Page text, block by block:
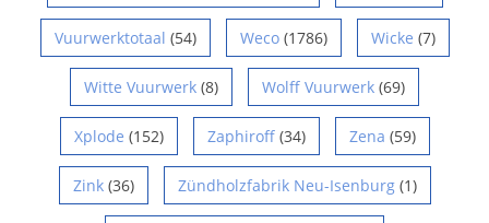
Vuurwerktotaal (54) Weco(1786) Wicke (7)
Witte Vuurwerk (8) Wolff Vuurwerk (69)
Xplode (152) Zaphiroff(34) Zena (59)
Zink(36) Zündholzfabrik Neu-Isenburg(1)